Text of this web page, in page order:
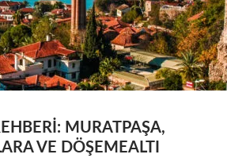
MURATPAŞA,
VE DÖŞEMEALTI